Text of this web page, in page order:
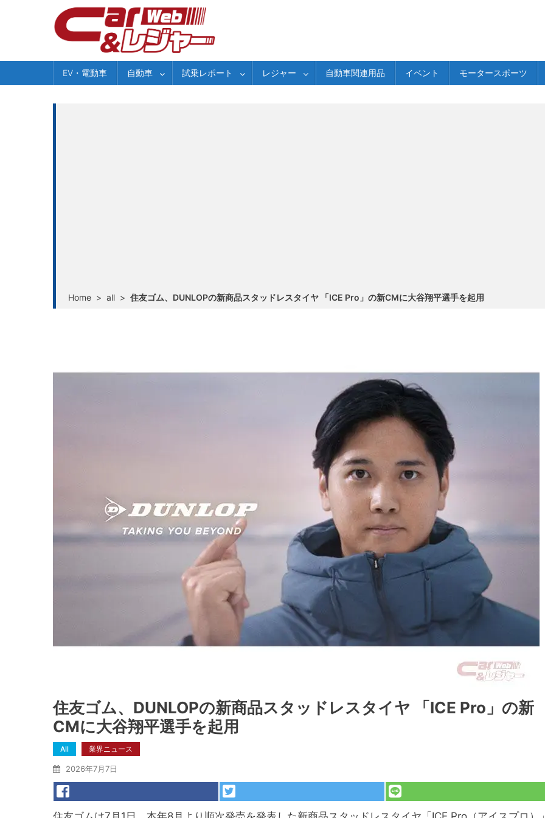
EV・電動車 自動車 試乗レポート レジャー 自動車関連用品 イベント モータースポーツ
Home > all > 住友ゴム、DUNLOPの新商品スタッドレスタイヤ 「ICE Pro」の新CMに大谷翔平選手を起用
住友ゴム、DUNLOPの新商品スタッドレスタイヤ 「ICE Pro」の新
CMに大谷翔平選手を起用
All 業界ニュース
2026年7月7日